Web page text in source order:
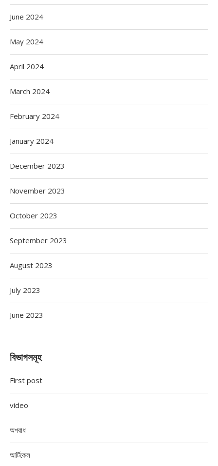
June 2024
May 2024
April 2024
March 2024
February 2024
January 2024
December 2023
November 2023
October 2023
September 2023
August 2023
July 2023
June 2023
বিভাগসমূহ
First post
video
অপরাধ
আর্টিকেল